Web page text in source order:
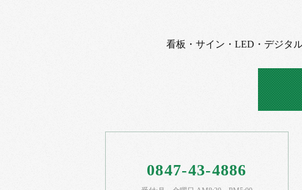
看板・サイン・LED・デジタ
0847-43-4886